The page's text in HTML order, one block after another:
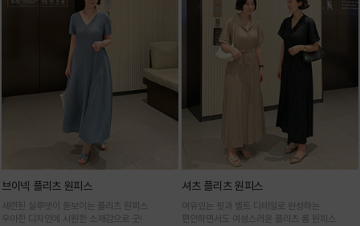
브이넥 플리츠 원피스
세련된 실루엣이 돋보이는 플리츠 원피스
우아한 디자인에 시원한 소재감으로 굿!
셔츠 플리츠 원피스
여유있는 핏과 벨트 디테일로 완성하는
편안하면서도 여성스러운 플리츠 롱 원피스